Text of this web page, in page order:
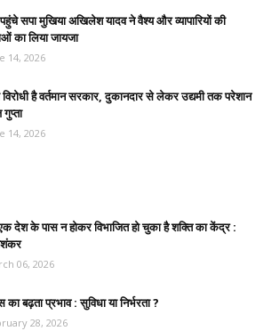
सपा मुखिया अखिलेश यादव ने वैश्य और व्यापारियों की
का लिया जायजा
14, 2026
विरोधी है वर्तमान सरकार, दुकानदार से लेकर उद्यमी तक परेशान
14, 2026
देश के पास न होकर विभाजित हो चुका है शक्ति का केंद्र :
06, 2026
बढ़ता प्रभाव : सुविधा या निर्भरता ?
28, 2026